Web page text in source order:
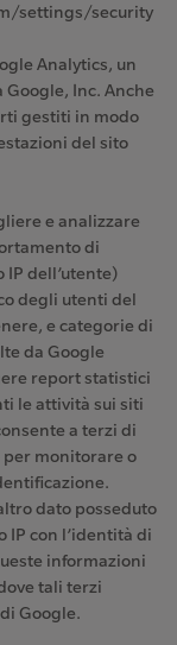
settings/security
Analytics, un
Inc. Anche
gestiti in modo
del sito
e analizzare
di
dell’utente)
degli utenti del
e categorie di
da Google
report statistici
le attività sui siti
a terzi di
monitorare o
dato posseduto
IP con l’identità di
informazioni
tali terzi
Google.